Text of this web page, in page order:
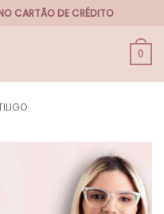
CARTÃO DE CRÉDITO
0